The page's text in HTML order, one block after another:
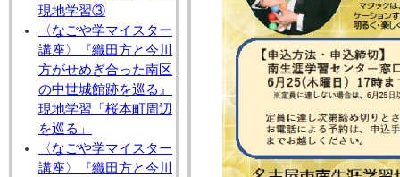
現地学習③
〈なごや学マイスター
講座〉『織田方と今川
方がせめぎ合った南区
の中世城館跡を巡る』
現地学習「桜本町周辺
を巡る」
〈なごや学マイスター
講座〉『織田方と今川